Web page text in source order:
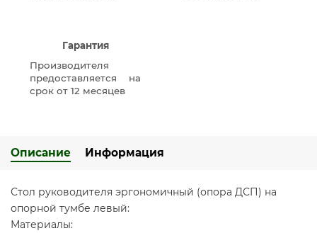
Гарантия
Производителя
предоставляется на
срок от 12 месяцев
Описание Информация
Стол руководителя эргономичный (опора ДСП) на
опорной тумбе левый:
Материалы: